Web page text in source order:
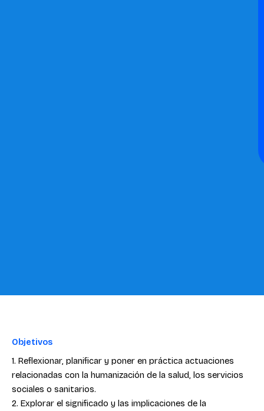
Objetivos
1. Reflexionar, planificar y poner en práctica actuaciones
relacionadas con la humanización de la salud, los servicios
sociales o sanitarios.
2. Explorar el significado y las implicaciones de la